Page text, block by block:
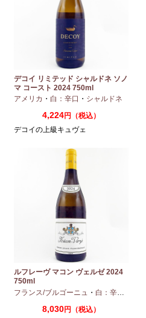
ピノノワール
デコイ リミテッド シャルドネ ソノ
マ コースト 2024 750ml
アメリカ ・ 白：辛口 ・ シャルドネ
4,224円（税込）
デコイの上級キュヴェ
ルフレーヴ マコン ヴェルゼ 2024
750ml
フランス/ブルゴーニュ ・ 白：辛口
8,030円（税込）